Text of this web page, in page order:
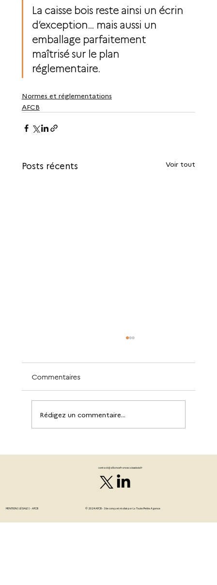
La caisse bois reste ainsi un écrin
d’exception… mais aussi un
emballage parfaitement
maîtrisé sur le plan
réglementaire.
Normes et réglementations
AFCB
Posts récents Voir tout
responsable.
Commentaires
Rédigez un commentaire...
contact@alliancefrancecaissebois.fr
MENTIONS LÉGALES - AFCB © 2024 AFCB - Site conçu et réalisé parLa Toute Petite Agence